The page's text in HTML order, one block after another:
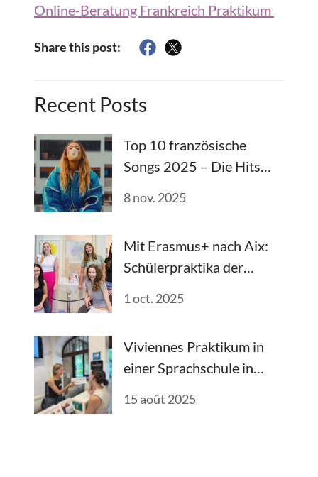
Online-Beratung Frankreich Praktikum
Share this post:
Recent Posts
Top 10 französische
Songs 2025 – Die Hits
8 nov. 2025
Mit Erasmus+ nach Aix:
Schülerpraktika der
1 oct. 2025
Viviennes Praktikum in
einer Sprachschule in
15 août 2025